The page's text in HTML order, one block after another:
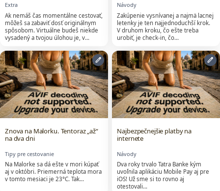
Extra
Ak nemáš čas momentálne cestovať,
môžeš sa zabaviť dosť originálnym
spôsobom. Virtuálne budeš niekde
vysadený a tvojou úlohou je, v…
Návody
Zakúpenie vysnívanej a najmä lacnej
letenky je ten najjednoduchší krok.
V druhom kroku, čo ešte treba
urobiť, je check-in, čo…
edit
Znova na Malorku. Tentoraz „až“
na dva dni
Tipy pre cestovanie
Na Malorke sa dá ešte v mori kúpať
aj v októbri. Priemerná teplota mora
v tomto mesiaci je 23°C. Tak…
edit
Najbezpečnejšie platby na
internete
Návody
Dva roky trvalo Tatra Banke kým
uvoľnila aplikáciu Mobile Pay aj pre
iOS! Už sme si to rovno aj
otestovali…